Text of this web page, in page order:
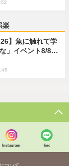
楽
】魚に触れて学
」イベント8/8…
Instagram line